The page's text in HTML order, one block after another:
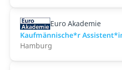
Euro Akademie
Kaufmännische*r
Hamburg